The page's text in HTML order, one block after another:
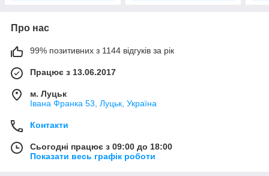
Про нас
99% позитивних з 1144 відгуків за рік
Працює з 13.06.2017
м. Луцьк
Івана Франка 53, Луцьк, Україна
Контакти
Сьогодні працює з 09:00 до 18:00
Показати весь графік роботи